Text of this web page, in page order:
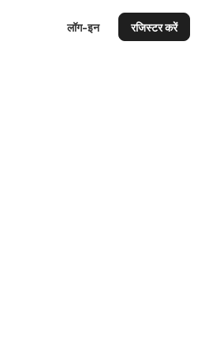
लॉग-इन रजिस्टर करें